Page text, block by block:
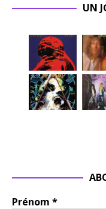
UN
Prénom *